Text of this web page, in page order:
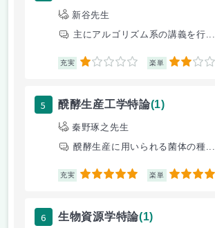
新谷先生
主にアルゴリズム系の講義を行...
充実 1 楽単 2
5 醗酵生産工学特論(1)
秦野琢之先生
醗酵生産に用いられる菌体の種...
充実 5 楽単 5
6 生物資源学特論(1)